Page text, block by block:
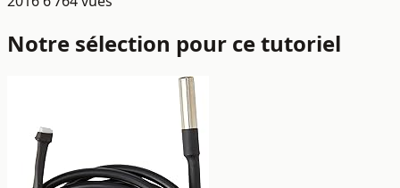
Notre sélection pour ce tutoriel